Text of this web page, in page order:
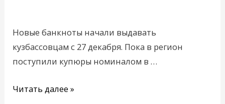
Новые банкноты начали выдавать
кузбассовцам с 27 декабря. Пока в регион
поступили купюры номиналом в …
Читать далее »